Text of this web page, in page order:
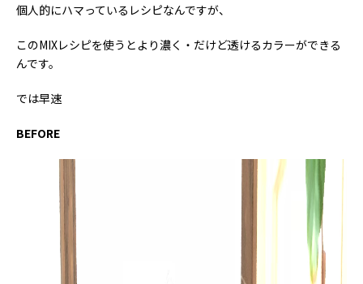
個人的にハマっているレシピなんですが、
このMIXレシピを使うとより濃く・だけど透けるカラーができる
んです。
では早速
BEFORE